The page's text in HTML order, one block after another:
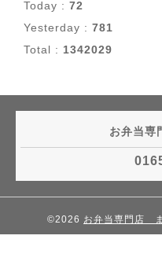
Today : 72
Yesterday : 781
Total : 1342029
お弁当
©2026 お弁当専門店